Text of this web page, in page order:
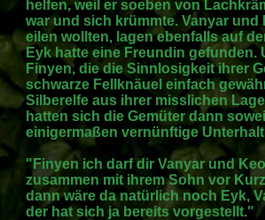
helfen, weil er soeben von
war und sich krümmte. Vanyar
eilen wollten, lagen ebenfalls auf
Eyk hatte eine Freundin gefunden.
Finyen, die die Sinnlosigkeit ihrer
schwarze Fellknäuel einfach
Silberelfe aus ihrer misslichen
hatten sich die Gemüter dann
einigermaßen vernünftige
"Finyen ich darf dir Vanyar und
zusammen mit ihrem Sohn vor
dann wäre da natürlich noch Eyk,
der hat sich ja bereits vorgestellt."